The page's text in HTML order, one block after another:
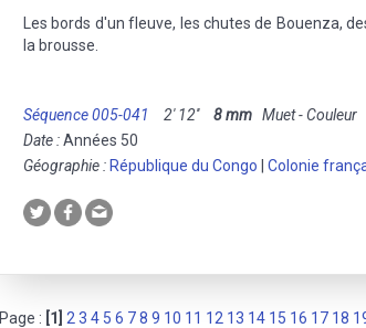
Les bords d'un fleuve, les chutes de Bouenza,
la brousse.
Séquence 005-041 2' 12'' 8 mm Muet - Couleur
Date :Années 50
Géographie : République du Congo Colonie
Page : [1] 2 3 4 5 6 78 9 10 11 12 13 14 15 16 17 18